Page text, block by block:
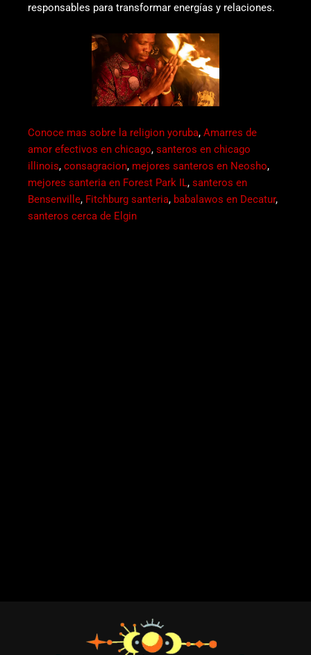
responsables para transformar energías y relaciones.
Conoce mas sobre la religion yoruba, Amarres de
amor efectivos en chicago, santeros en chicago
illinois, consagracion, mejores santeros en Neosho,
mejores santeria en Forest Park IL, santeros en
Bensenville, Fitchburg santeria, babalawos en Decatur,
santeros cerca de Elgin